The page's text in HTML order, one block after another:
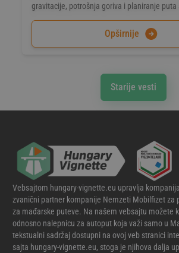
gravitacije, potrošnja goriva i planiranje puta
vredi pripremiti se unapred.
Opširnije
Starije vesti
Vebsajtom hungary-vignette.eu upravlja
zvanični partner kompanije Nemzeti Mobilfizet za
za mađarske puteve. Na našem vebsajtu možete
odnosno nalepnicu za autoput koja važi samo u
tekstualni sadržaj dostupni na ovoj veb stranici
sajta hungary-vignette.eu, stoga je njihova dalja